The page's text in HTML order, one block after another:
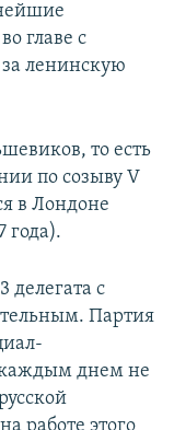
главе с
ленинскую
то есть
по созыву V
в Лондоне
года).
делегата с
Партия
каждым днем не